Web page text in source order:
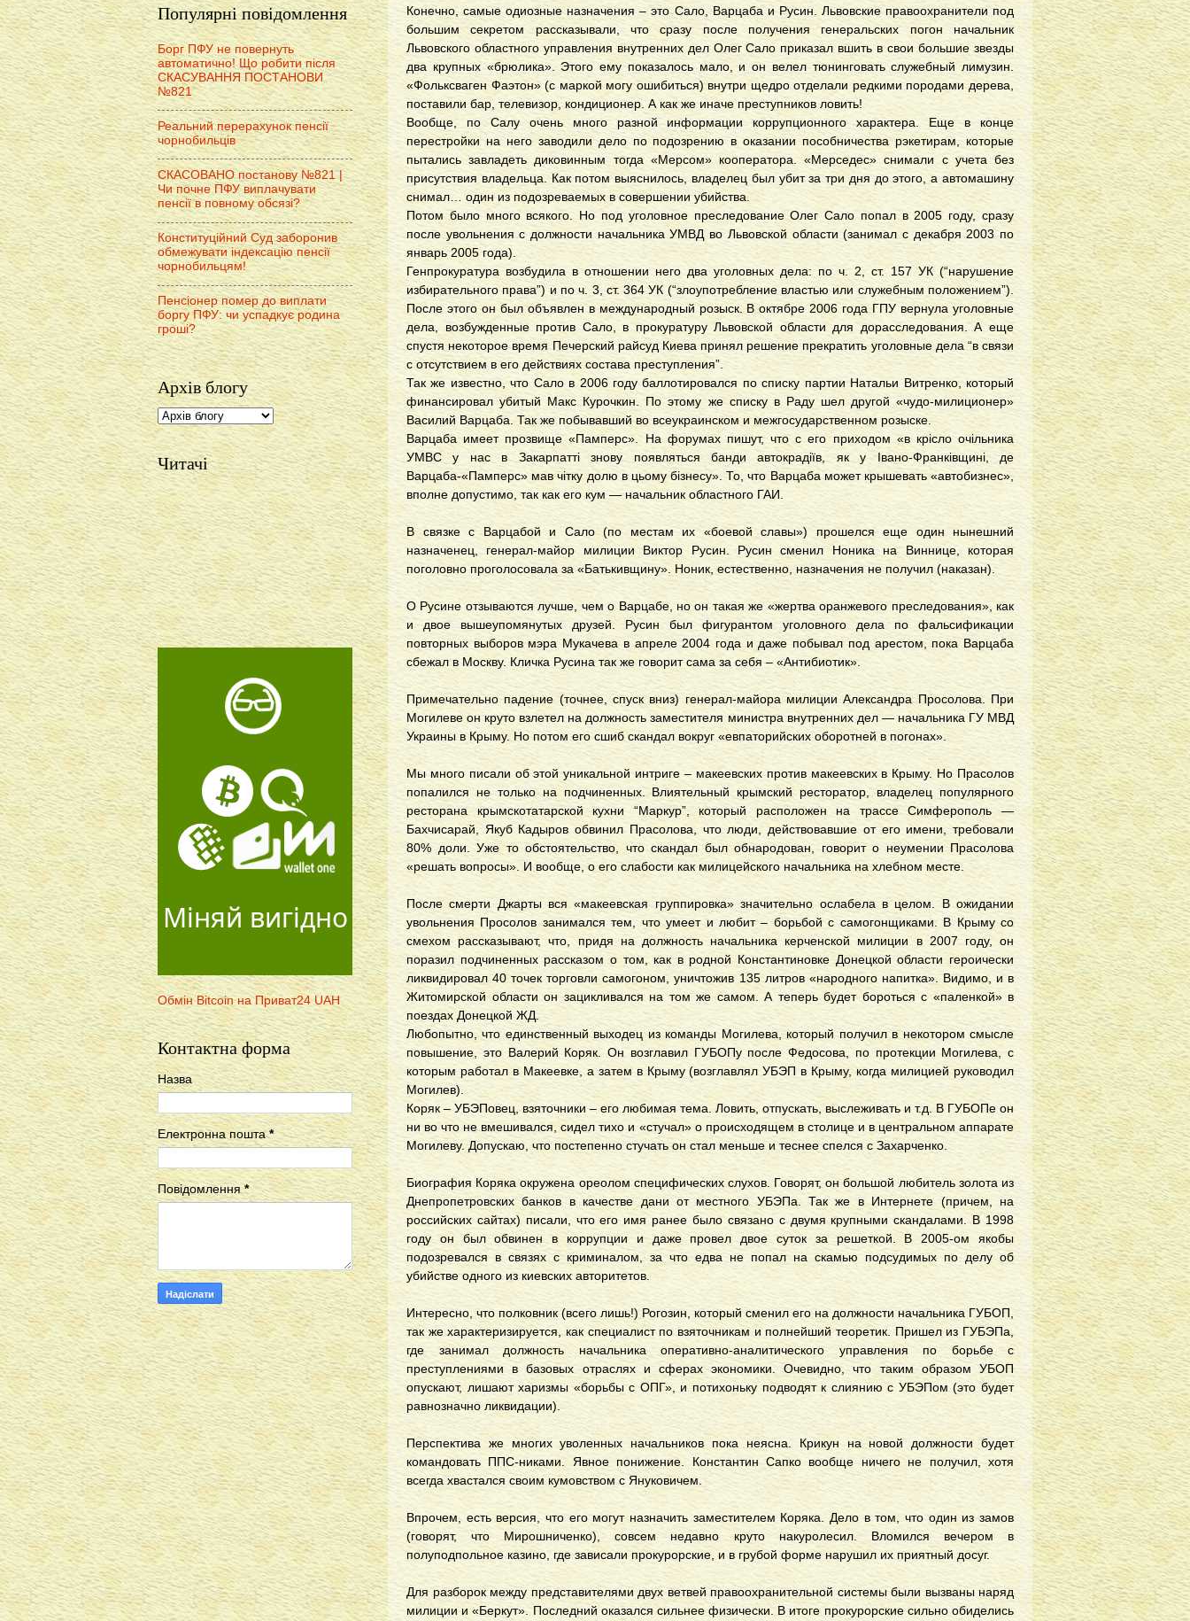
Конечно, самые одиозные назначения – это Сало, Варцаба и Русин. Львовские правоохранители под
большим секретом рассказывали, что сразу после получения генеральских погон начальник
Львовского областного управления внутренних дел Олег Сало приказал вшить в свои большие звезды
два крупных «брюлика». Этого ему показалось мало, и он велел тюнинговать служебный лимузин.
«Фольксваген Фаэтон» (с маркой могу ошибиться) внутри щедро отделали редкими породами дерева,
поставили бар, телевизор, кондиционер. А как же иначе преступников ловить!
Вообще, по Салу очень много разной информации коррупционного характера. Еще в конце
перестройки на него заводили дело по подозрению в оказании пособничества рэкетирам, которые
пытались завладеть диковинным тогда «Мерсом» кооператора. «Мерседес» снимали с учета без
присутствия владельца. Как потом выяснилось, владелец был убит за три дня до этого, а автомашину
снимал… один из подозреваемых в совершении убийства.
Потом было много всякого. Но под уголовное преследование Олег Сало попал в 2005 году, сразу
после увольнения с должности начальника УМВД во Львовской области (занимал с декабря 2003 по
январь 2005 года).
Генпрокуратура возбудила в отношении него два уголовных дела: по ч. 2, ст. 157 УК (“нарушение
избирательного права”) и по ч. 3, ст. 364 УК (“злоупотребление властью или служебным положением”).
После этого он был объявлен в международный розыск. В октябре 2006 года ГПУ вернула уголовные
дела, возбужденные против Сало, в прокуратуру Львовской области для дорасследования. А еще
спустя некоторое время Печерский райсуд Киева принял решение прекратить уголовные дела “в связи
с отсутствием в его действиях состава преступления”.
Так же известно, что Сало в 2006 году баллотировался по списку партии Натальи Витренко, который
финансировал убитый Макс Курочкин. По этому же списку в Раду шел другой «чудо-милиционер»
Василий Варцаба. Так же побывавший во всеукраинском и межгосударственном розыске.
Варцаба имеет прозвище «Памперс». На форумах пишут, что с его приходом «в крісло очільника
УМВС у нас в Закарпатті знову появляться банди автокрадіїв, як у Івано-Франківщині, де
Варцаба-«Памперс» мав чітку долю в цьому бізнесу». То, что Варцаба может крышевать «автобизнес»,
вполне допустимо, так как его кум — начальник областного ГАИ.
В связке с Варцабой и Сало (по местам их «боевой славы») прошелся еще один нынешний
назначенец, генерал-майор милиции Виктор Русин. Русин сменил Ноника на Виннице, которая
поголовно проголосовала за «Батькивщину». Ноник, естественно, назначения не получил (наказан).
О Русине отзываются лучше, чем о Варцабе, но он такая же «жертва оранжевого преследования», как
и двое вышеупомянутых друзей. Русин был фигурантом уголовного дела по фальсификации
повторных выборов мэра Мукачева в апреле 2004 года и даже побывал под арестом, пока Варцаба
сбежал в Москву. Кличка Русина так же говорит сама за себя – «Антибиотик».
Примечательно падение (точнее, спуск вниз) генерал-майора милиции Александра Просолова. При
Могилеве он круто взлетел на должность заместителя министра внутренних дел — начальника ГУ МВД
Украины в Крыму. Но потом его сшиб скандал вокруг «евпаторийских оборотней в погонах».
Мы много писали об этой уникальной интриге – макеевских против макеевских в Крыму. Но Прасолов
попалился не только на подчиненных. Влиятельный крымский ресторатор, владелец популярного
ресторана крымскотатарской кухни “Маркур”, который расположен на трассе Симферополь —
Бахчисарай, Якуб Кадыров обвинил Прасолова, что люди, действовавшие от его имени, требовали
80% доли. Уже то обстоятельство, что скандал был обнародован, говорит о неумении Прасолова
«решать вопросы». И вообще, о его слабости как милицейского начальника на хлебном месте.
После смерти Джарты вся «макеевская группировка» значительно ослабела в целом. В ожидании
увольнения Просолов занимался тем, что умеет и любит – борьбой с самогонщиками. В Крыму со
смехом рассказывают, что, придя на должность начальника керченской милиции в 2007 году, он
поразил подчиненных рассказом о том, как в родной Константиновке Донецкой области героически
ликвидировал 40 точек торговли самогоном, уничтожив 135 литров «народного напитка». Видимо, и в
Житомирской области он зацикливался на том же самом. А теперь будет бороться с «паленкой» в
поездах Донецкой ЖД.
Любопытно, что единственный выходец из команды Могилева, который получил в некотором смысле
повышение, это Валерий Коряк. Он возглавил ГУБОПу после Федосова, по протекции Могилева, с
которым работал в Макеевке, а затем в Крыму (возглавлял УБЭП в Крыму, когда милицией руководил
Могилев).
Коряк – УБЭПовец, взяточники – его любимая тема. Ловить, отпускать, выслеживать и т.д. В ГУБОПе он
ни во что не вмешивался, сидел тихо и «стучал» о происходящем в столице и в центральном аппарате
Могилеву. Допускаю, что постепенно стучать он стал меньше и теснее спелся с Захарченко.
Биография Коряка окружена ореолом специфических слухов. Говорят, он большой любитель золота из
Днепропетровских банков в качестве дани от местного УБЭПа. Так же в Интернете (причем, на
российских сайтах) писали, что его имя ранее было связано с двумя крупными скандалами. В 1998
году он был обвинен в коррупции и даже провел двое суток за решеткой. В 2005-ом якобы
подозревался в связях с криминалом, за что едва не попал на скамью подсудимых по делу об
убийстве одного из киевских авторитетов.
Интересно, что полковник (всего лишь!) Рогозин, который сменил его на должности начальника ГУБОП,
так же характеризируется, как специалист по взяточникам и полнейший теоретик. Пришел из ГУБЭПа,
где занимал должность начальника оперативно-аналитического управления по борьбе с
преступлениями в базовых отраслях и сферах экономики. Очевидно, что таким образом УБОП
опускают, лишают харизмы «борьбы с ОПГ», и потихоньку подводят к слиянию с УБЭПом (это будет
равнозначно ликвидации).
Перспектива же многих уволенных начальников пока неясна. Крикун на новой должности будет
командовать ППС-никами. Явное понижение. Константин Сапко вообще ничего не получил, хотя
всегда хвастался своим кумовством с Януковичем.
Впрочем, есть версия, что его могут назначить заместителем Коряка. Дело в том, что один из замов
(говорят, что Мирошниченко), совсем недавно круто накуролесил. Вломился вечером в
полуподпольное казино, где зависали прокурорские, и в грубой форме нарушил их приятный досуг.
Для разборок между представителями двух ветвей правоохранительной системы были вызваны наряд
милиции и «Беркут». Последний оказался сильнее физически. В итоге прокурорские сильно обиделись
Популярні повідомлення
Борг ПФУ не повернуть
автоматично! Що робити після
СКАСУВАННЯ ПОСТАНОВИ
№821
Реальний перерахунок пенсії
чорнобильців
СКАСОВАНО постанову №821 |
Чи почне ПФУ виплачувати
пенсії в повному обсязі?
Конституційний Суд заборонив
обмежувати індексацію пенсії
чорнобильцям!
Пенсіонер помер до виплати
боргу ПФУ: чи успадкує родина
гроші?
Архів блогу
Читачі
Міняй вигідно
Обмін Bitcoin на Приват24 UAH
Контактна форма
Назва
Електронна пошта*
Повідомлення*